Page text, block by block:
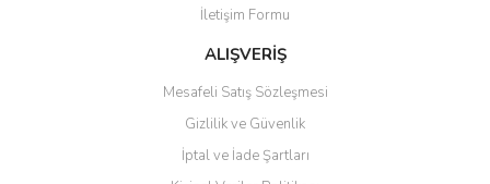
Ürün fiyatı diğer sitelerden daha pahalı.
Bu ürüne benzer farklı alternatifler olmalı.
İletişim Formu
ALIŞVERİŞ
Mesafeli Satış Sözleşmesi
Gizlilik ve Güvenlik
İptal ve İade Şartları